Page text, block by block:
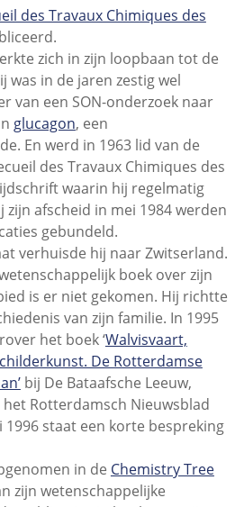
des Travaux Chimiques des
zich in zijn loopbaan tot de
was in de jaren zestig wel
van een SON-onderzoek naar
glucagon, een
En werd in 1963 lid van de
des Travaux Chimiques des
waarin hij regelmatig
zijn afscheid in mei 1984 werden
gebundeld.
verhuisde hij naar Zwitserland.
boek over zijn
is er niet gekomen. Hij richtte
van zijn familie. In 1995
het boek ‘Walvisvaart,
De Rotterdamse
bij De Bataafsche Leeuw,
Rotterdamsch Nieuwsblad
1996 staat een korte bespreking
in de Chemistry Tree
zijn wetenschappelijke